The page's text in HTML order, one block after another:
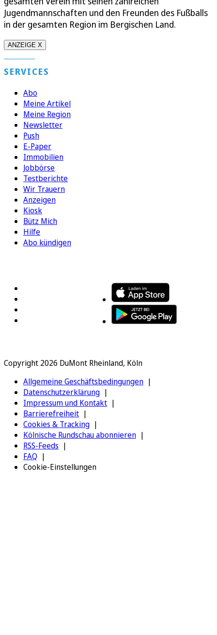
Jugendmannschaften und den Freunden des Fußballs
in der gesamten Region im Bergischen Land.
ANZEIGE X
SERVICES
Abo
Meine Artikel
Meine Region
Newsletter
Push
E-Paper
Immobilien
Jobbörse
Testberichte
Wir Trauern
Anzeigen
Kiosk
Bütz Mich
Hilfe
Abo kündigen
Copyright 2026 DuMont Rheinland, Köln
Allgemeine Geschäftsbedingungen
Datenschutzerklärung
Impressum und Kontakt
Barrierefreiheit
Cookies & Tracking
Kölnische Rundschau abonnieren
RSS-Feeds
FAQ
Cookie-Einstellungen